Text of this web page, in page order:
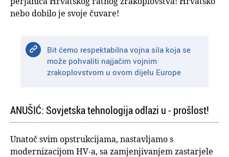
nebo dobilo je svoje čuvare!
Bit ćemo respektabilna vojna sila koja se
može pohvaliti najjačim vojnim
zrakoplovstvom u ovom dijelu Europe
ANUŠIĆ: Sovjetska tehnologija odlazi u - prošlost!
Unatoč svim opstrukcijama, nastavljamo s
modernizacijom HV-a, sa zamjenjivanjem zastarjele